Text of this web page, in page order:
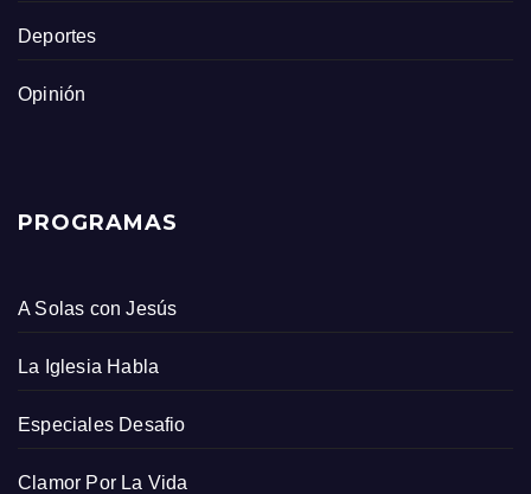
Deportes
Opinión
PROGRAMAS
A Solas con Jesús
La Iglesia Habla
Especiales Desafio
Clamor Por La Vida